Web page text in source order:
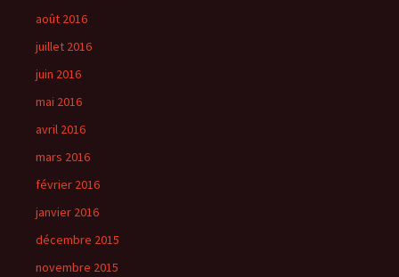
août 2016
juillet 2016
juin 2016
mai 2016
avril 2016
mars 2016
février 2016
janvier 2016
décembre 2015
novembre 2015